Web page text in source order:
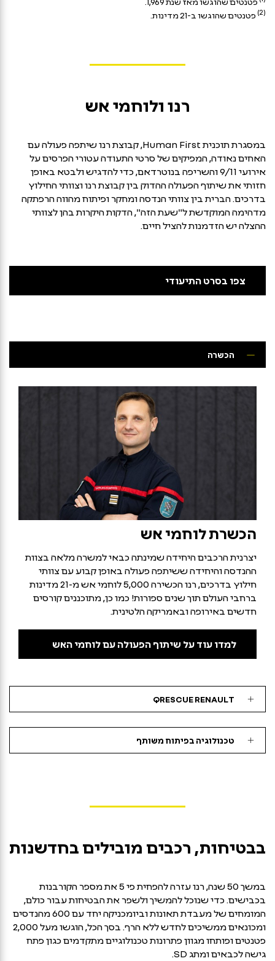
(2) פטנטים שהוגשו ב-21 מדינות.
רנו ולוחמי אש
במסגרת תוכנית Human First, קבוצת רנו שיתפה פעולה עם
האחים נאודה, המפיקים של סרטי התעודה עטורי הפרסים על
אירועי 9/11 והשריפה בנוטרדאם, כדי להדגיש ולבטא באופן
חזותי את שיתוף הפעולה ההדוק בין קבוצת רנו וצוותי החילוץ
בדרכים. הברית בין צוותי הנדסה ומחקר ופיתוח מהווה הרפתקה
מדהימה המוקדשת ל"שעת הזה", הדקות היקרות בהן לצוותי
ההצלה יש הזדמנות להציל חיים.
צפו בסרט התיעודי
הכשרה
הכשרת לוחמי אש
יצרנית הרכבים היחידה שמינתה כבאי למשרה מלאה בצוות
ההנדסה והיחידה ששיתפה פעולה באופן קבוע עם צוותי
חילוץ בדרכים, רנו הכשירה 5,000 לוחמי אש מ-21 מדינות
ברחבי העולם תוך שנים ספורות! כמו כן, מתוכננים קורסים
חדשים באירופה ובאמריקה הלטינית.
למדו עוד על שיתוף הפעולה עם לוחמי האש
QRESCUE RENAULT
טכנולוגיה בפיתוח משותף
בבטיחות, רכבים מובילים בחדשנות
במשך 50 שנה, רנו עזרה להפחית פי 5 את מספר הקורבנות
בכבישים. כדי שנוכל להמשיך ולשפר את הבטיחות עבור כולם,
המומחים של מעבדת תאונות וביומכניקה יחד עם 600 מהנדסים
ומכונאים ממשיכים לחדש ללא הרף. בסך הכל, הוגשו מעל 2,000
פטנטים ופותחו מגוון פתרונות טכנולוגיים מתקדמים כגון פתח
גישה לכבאים ומתג SD.